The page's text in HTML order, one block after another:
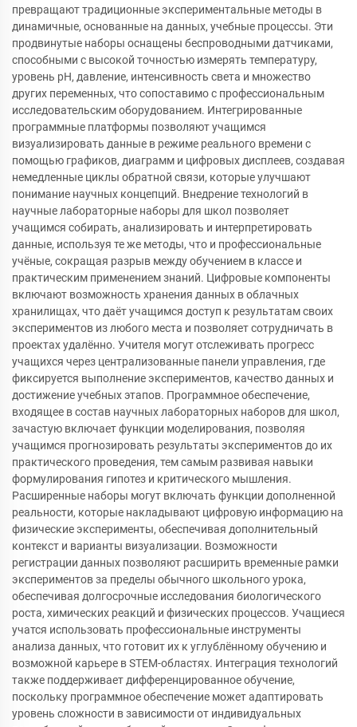
превращают традиционные экспериментальные методы в
динамичные, основанные на данных, учебные процессы. Эти
продвинутые наборы оснащены беспроводными датчиками,
способными с высокой точностью измерять температуру,
уровень pH, давление, интенсивность света и множество
других переменных, что сопоставимо с профессиональным
исследовательским оборудованием. Интегрированные
программные платформы позволяют учащимся
визуализировать данные в режиме реального времени с
помощью графиков, диаграмм и цифровых дисплеев, создавая
немедленные циклы обратной связи, которые улучшают
понимание научных концепций. Внедрение технологий в
научные лабораторные наборы для школ позволяет
учащимся собирать, анализировать и интерпретировать
данные, используя те же методы, что и профессиональные
учёные, сокращая разрыв между обучением в классе и
практическим применением знаний. Цифровые компоненты
включают возможность хранения данных в облачных
хранилищах, что даёт учащимся доступ к результатам своих
экспериментов из любого места и позволяет сотрудничать в
проектах удалённо. Учителя могут отслеживать прогресс
учащихся через централизованные панели управления, где
фиксируется выполнение экспериментов, качество данных и
достижение учебных этапов. Программное обеспечение,
входящее в состав научных лабораторных наборов для школ,
зачастую включает функции моделирования, позволяя
учащимся прогнозировать результаты экспериментов до их
практического проведения, тем самым развивая навыки
формулирования гипотез и критического мышления.
Расширенные наборы могут включать функции дополненной
реальности, которые накладывают цифровую информацию на
физические эксперименты, обеспечивая дополнительный
контекст и варианты визуализации. Возможности
регистрации данных позволяют расширить временные рамки
экспериментов за пределы обычного школьного урока,
обеспечивая долгосрочные исследования биологического
роста, химических реакций и физических процессов. Учащиеся
учатся использовать профессиональные инструменты
анализа данных, что готовит их к углублённому обучению и
возможной карьере в STEM-областях. Интеграция технологий
также поддерживает дифференцированное обучение,
поскольку программное обеспечение может адаптировать
уровень сложности в зависимости от индивидуальных